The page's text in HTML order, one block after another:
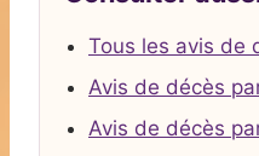
Tous les avis de
Avis de décès
Avis de décès